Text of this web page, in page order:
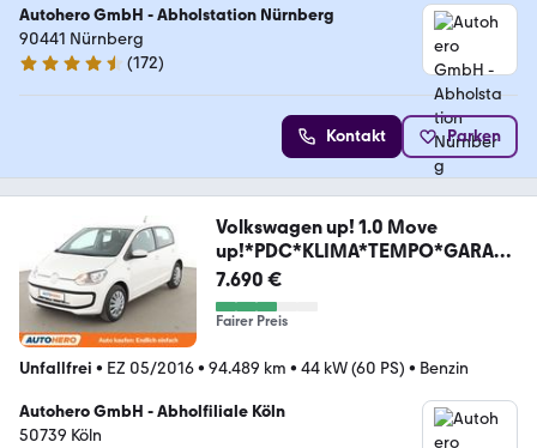
Autohero GmbH - Abholstation Nürnberg
90441 Nürnberg
4.5 Sterne
(172)
Kontakt Parken
Volkswagen up! 1.0 Move
up!*PDC*KLIMA*TEMPO*GARANT
IE*
7.690 €
Fairer Preis
Unfallfrei • EZ 05/2016• 94.489 km • 44 kW (60 PS) • Benzin
Autohero GmbH - Abholfiliale Köln
50739 Köln